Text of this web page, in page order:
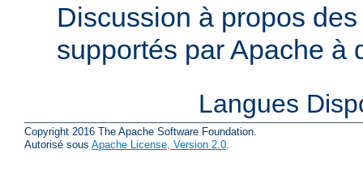
Discussion à propos
supportés par Apache à
Langues
Copyright 2016 The Apache Software Foundation.
Autorisé sous Apache License, Version 2.0